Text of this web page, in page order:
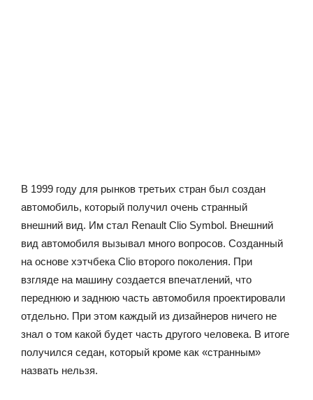
В 1999 году для рынков третьих стран был создан
автомобиль, который получил очень странный
внешний вид. Им стал Renault Clio Symbol. Внешний
вид автомобиля вызывал много вопросов. Созданный
на основе хэтчбека Clio второго поколения. При
взгляде на машину создается впечатлений, что
переднюю и заднюю часть автомобиля проектировали
отдельно. При этом каждый из дизайнеров ничего не
знал о том какой будет часть другого человека. В итоге
получился седан, который кроме как «странным»
назвать нельзя.